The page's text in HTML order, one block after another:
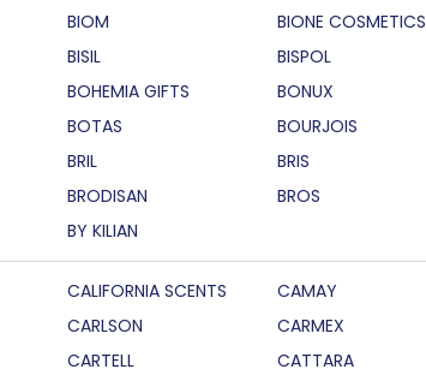
BIOM
BIONE COSMETICS
BISIL
BISPOL
BOHEMIA GIFTS
BONUX
BOTAS
BOURJOIS
BRIL
BRIS
BRODISAN
BROS
BY KILIAN
CALIFORNIA SCENTS
CAMAY
CARLSON
CARMEX
CARTELL
CATTARA